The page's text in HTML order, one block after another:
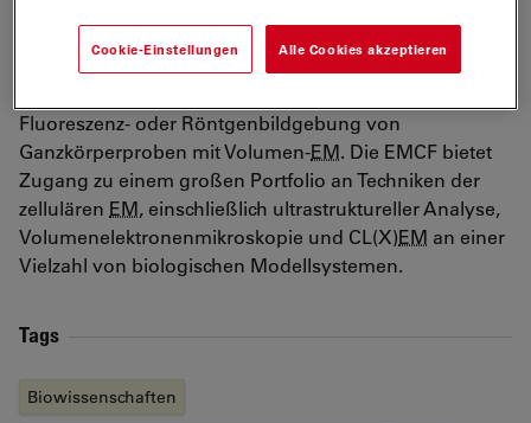
Entwicklung von Methoden für multimodale
Fluoreszenz- oder Röntgenbildgebung von
Ganzkörperproben mit Volumen-EM. Die EMCF bietet
Zugang zu einem großen Portfolio an Techniken der
zellulären EM, einschließlich ultrastruktureller Analyse,
Volumenelektronenmikroskopie und CL(X)EM an einer
Vielzahl von biologischen Modellsystemen.
Tags
Biowissenschaften
Cookie-Einstellungen Alle Cookies akzeptieren